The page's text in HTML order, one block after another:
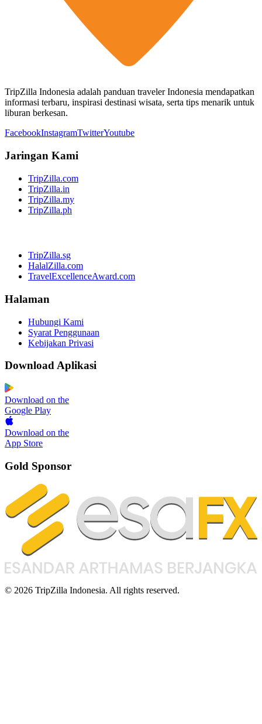
TripZilla Indonesia adalah panduan traveler Indonesia mendapatkan
informasi terbaru, inspirasi destinasi wisata, serta tips menarik untuk
liburan berkesan.
FacebookInstagramTwitterYoutube
Jaringan Kami
TripZilla.com
TripZilla.in
TripZilla.my
TripZilla.ph
TripZilla.sg
HalalZilla.com
TravelExcellenceAward.com
Halaman
Hubungi Kami
Syarat Penggunaan
Kebijakan Privasi
Download Aplikasi
Download on the
Google Play
Download on the
App Store
Gold Sponsor
© 2026 TripZilla Indonesia. All rights reserved.